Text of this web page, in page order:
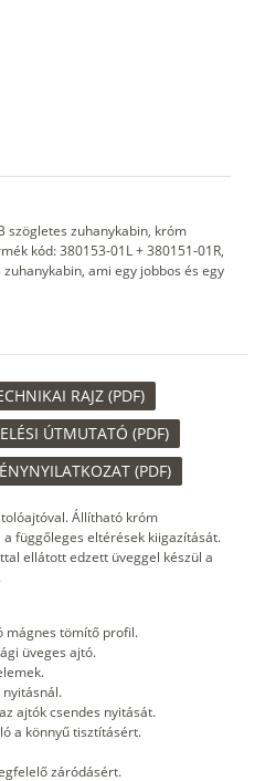
szögletes zuhanykabin, króm
kód: 380153-01L + 380151-01R,
ami egy jobbos és egy
RAJZ (PDF)
ÚTMUTATÓ (PDF)
(PDF)
Állítható króm
függőleges eltérések kiigazítását.
ellátott edzett üveggel készül a
mágnes tömítő profil.
üveges ajtó.
ajtók csendes nyitását.
a könnyű tisztításért.
záródásért.